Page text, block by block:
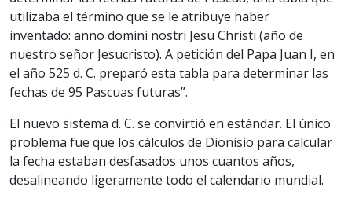
utilizaba el término que se le atribuye haber
inventado: anno domini nostri Jesu Christi (año de
nuestro señor Jesucristo). A petición del Papa Juan I, en
el año 525 d. C. preparó esta tabla para determinar las
fechas de 95 Pascuas futuras”.
El nuevo sistema d. C. se convirtió en estándar. El único
problema fue que los cálculos de Dionisio para calcular
la fecha estaban desfasados unos cuantos años,
desalineando ligeramente todo el calendario mundial.